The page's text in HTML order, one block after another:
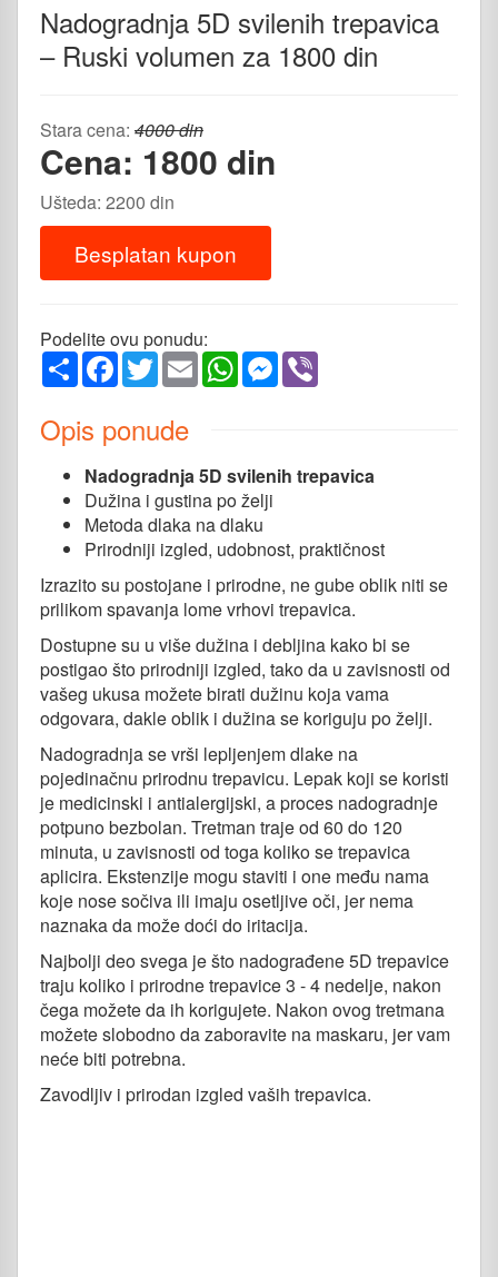
Nadogradnja 5D svilenih trepavica
– Ruski volumen za 1800 din
Stara cena: 4000 din
Cena: 1800 din
Ušteda: 2200 din
Besplatan kupon
Podelite ovu ponudu:
ShareFacebook
TwitterEmailWhatsAppMessenger
Opis ponude
Nadogradnja 5D svilenih trepavica
Dužina i gustina po želji
Metoda dlaka na dlaku
Prirodniji izgled, udobnost, praktičnost
Izrazito su postojane i prirodne, ne gube oblik niti se
prilikom spavanja lome vrhovi trepavica.
Dostupne su u više dužina i debljina kako bi se
postigao što prirodniji izgled, tako da u zavisnosti od
vašeg ukusa možete birati dužinu koja vama
odgovara, dakle oblik i dužina se koriguju po želji.
Nadogradnja se vrši lepljenjem dlake na
pojedinačnu prirodnu trepavicu. Lepak koji se koristi
je medicinski i antialergijski, a proces nadogradnje
potpuno bezbolan. Tretman traje od 60 do 120
minuta, u zavisnosti od toga koliko se trepavica
aplicira. Ekstenzije mogu staviti i one među nama
koje nose sočiva ili imaju osetljive oči, jer nema
naznaka da može doći do iritacija.
Najbolji deo svega je što nadograđene 5D trepavice
traju koliko i prirodne trepavice 3 - 4 nedelje, nakon
čega možete da ih korigujete. Nakon ovog tretmana
možete slobodno da zaboravite na maskaru, jer vam
neće biti potrebna.
Zavodljiv i prirodan izgled vaših trepavica.